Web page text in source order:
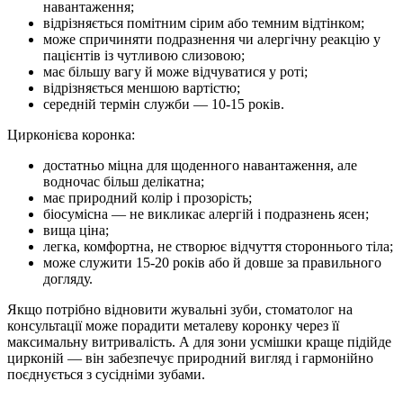
навантаження;
відрізняється помітним сірим або темним відтінком;
може спричиняти подразнення чи алергічну реакцію у
пацієнтів із чутливою слизовою;
має більшу вагу й може відчуватися у роті;
відрізняється меншою вартістю;
середній термін служби — 10-15 років.
Цирконієва коронка:
достатньо міцна для щоденного навантаження, але
водночас більш делікатна;
має природний колір і прозорість;
біосумісна — не викликає алергій і подразнень ясен;
вища ціна;
легка, комфортна, не створює відчуття стороннього тіла;
може служити 15-20 років або й довше за правильного
догляду.
Якщо потрібно відновити жувальні зуби, стоматолог на
консультації може порадити металеву коронку через її
максимальну витривалість. А для зони усмішки краще підійде
цирконій — він забезпечує природний вигляд і гармонійно
поєднується з сусідніми зубами.